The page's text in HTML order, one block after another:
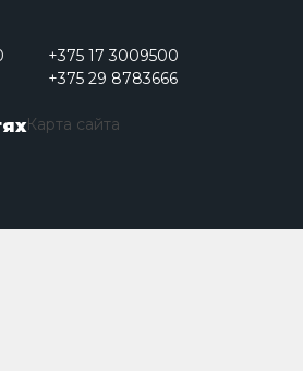
+375 17 3009500
+375 29 8783666
Карта сайта